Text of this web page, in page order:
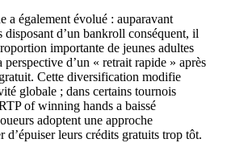
a également évolué : auparavant
disposant d’un bankroll conséquent, il
importante de jeunes adultes
perspective d’un « retrait rapide » après
Cette diversification modifie
globale ; dans certains tournois
of winning hands a baissé
adoptent une approche
d’épuiser leurs crédits gratuits trop tôt.